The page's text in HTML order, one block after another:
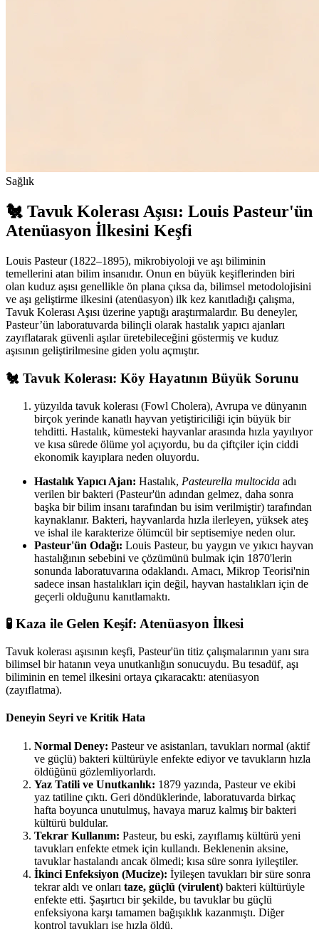
Sağlık
🐔 Tavuk Kolerası Aşısı: Louis Pasteur'ün
Atenüasyon İlkesini Keşfi
Louis Pasteur (1822–1895), mikrobiyoloji ve aşı biliminin
temellerini atan bilim insanıdır. Onun en büyük keşiflerinden biri
olan kuduz aşısı genellikle ön plana çıksa da, bilimsel metodolojisini
ve aşı geliştirme ilkesini (atenüasyon) ilk kez kanıtladığı çalışma,
Tavuk Kolerası Aşısı üzerine yaptığı araştırmalardır. Bu deneyler,
Pasteur’ün laboratuvarda bilinçli olarak hastalık yapıcı ajanları
zayıflatarak güvenli aşılar üretebileceğini göstermiş ve kuduz
aşısının geliştirilmesine giden yolu açmıştır.
🐔 Tavuk Kolerası: Köy Hayatının Büyük Sorunu
yüzyılda tavuk kolerası (Fowl Cholera), Avrupa ve dünyanın
birçok yerinde kanatlı hayvan yetiştiriciliği için büyük bir
tehditti. Hastalık, kümesteki hayvanlar arasında hızla yayılıyor
ve kısa sürede ölüme yol açıyordu, bu da çiftçiler için ciddi
ekonomik kayıplara neden oluyordu.
Hastalık Yapıcı Ajan: Hastalık, Pasteurella multocida adı
verilen bir bakteri (Pasteur'ün adından gelmez, daha sonra
başka bir bilim insanı tarafından bu isim verilmiştir) tarafından
kaynaklanır. Bakteri, hayvanlarda hızla ilerleyen, yüksek ateş
ve ishal ile karakterize ölümcül bir septisemiye neden olur.
Pasteur'ün Odağı: Louis Pasteur, bu yaygın ve yıkıcı hayvan
hastalığının sebebini ve çözümünü bulmak için 1870'lerin
sonunda laboratuvarına odaklandı. Amacı, Mikrop Teorisi'nin
sadece insan hastalıkları için değil, hayvan hastalıkları için de
geçerli olduğunu kanıtlamaktı.
🧪 Kaza ile Gelen Keşif: Atenüasyon İlkesi
Tavuk kolerası aşısının keşfi, Pasteur'ün titiz çalışmalarının yanı sıra
bilimsel bir hatanın veya unutkanlığın sonucuydu. Bu tesadüf, aşı
biliminin en temel ilkesini ortaya çıkaracaktı: atenüasyon
(zayıflatma).
Deneyin Seyri ve Kritik Hata
Normal Deney: Pasteur ve asistanları, tavukları normal (aktif
ve güçlü) bakteri kültürüyle enfekte ediyor ve tavukların hızla
öldüğünü gözlemliyorlardı.
Yaz Tatili ve Unutkanlık: 1879 yazında, Pasteur ve ekibi
yaz tatiline çıktı. Geri döndüklerinde, laboratuvarda birkaç
hafta boyunca unutulmuş, havaya maruz kalmış bir bakteri
kültürü buldular.
Tekrar Kullanım: Pasteur, bu eski, zayıflamış kültürü yeni
tavukları enfekte etmek için kullandı. Beklenenin aksine,
tavuklar hastalandı ancak ölmedi; kısa süre sonra iyileştiler.
İkinci Enfeksiyon (Mucize): İyileşen tavukları bir süre sonra
tekrar aldı ve onları taze, güçlü (virulent) bakteri kültürüyle
enfekte etti. Şaşırtıcı bir şekilde, bu tavuklar bu güçlü
enfeksiyona karşı tamamen bağışıklık kazanmıştı. Diğer
kontrol tavukları ise hızla öldü.